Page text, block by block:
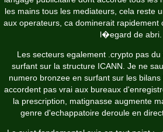
les mains tous les mediateurs, cela reste
aux operateurs, ca dominerait rapidement
l�egard de abri.
Les secteurs egalement .crypto pas
surfant sur la structure ICANN. Je ne
numero bronzee en surfant sur les
accordent pas vrai aux bureaux
la prescription, matignasse augmente
genre d'echappatoire deroule en